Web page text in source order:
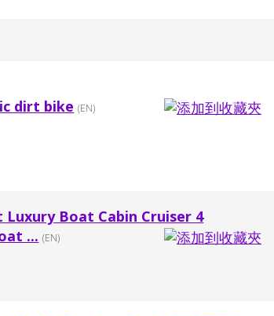
dirt bike (EN)
Boat Cabin Cruiser 4
... (EN)